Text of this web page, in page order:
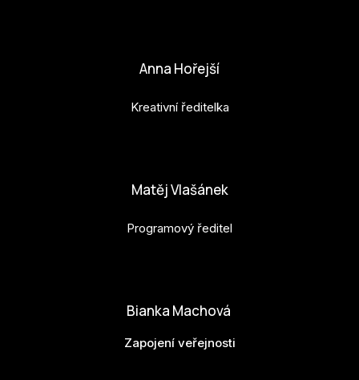
Anna Hořejší
Kreativní ředitelka
Matěj Vlašánek
Programový ředitel
Bianka Machová
Zapojení veřejnosti